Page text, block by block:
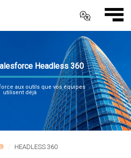
Headless 360
aux outils que vos équipes
utilisent déjà
HEADLESS 360